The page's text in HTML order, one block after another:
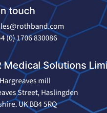
touch
(0) 1706 830086
Medical Solutions
mill
Street, Haslingden
UK BB4 5RQ